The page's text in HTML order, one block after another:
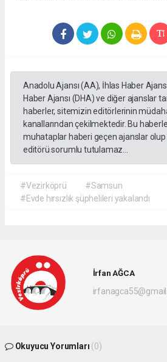
Anadolu Ajansı (AA), İhlas Haber
Haber Ajansı (DHA) ve diğer ajanslar
haberler, sitemizin editörlerinin
kanallarından çekilmektedir. Bu
muhataplar haberi geçen ajanslar
editörü sorumlu tutulamaz...
#Vezirköprü
#Samsun
#Evde hırsızlık şüphelileri yakalandı
İrfan AĞCA
Okuyucu Yorumları (0)